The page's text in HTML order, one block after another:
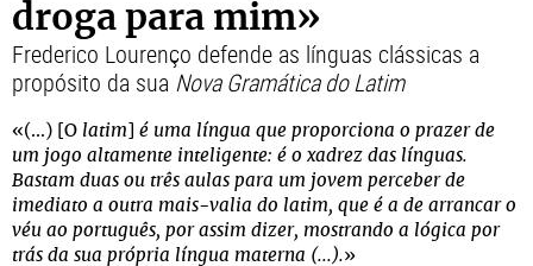
droga para mim»
Frederico Lourenço defende as línguas clássicas a
propósito da sua Nova Gramática do Latim
«(...) [O latim
é uma língua que proporciona o prazer de
um jogo altamente inteligente: é o xadrez das línguas.
Bastam duas ou três aulas para um jovem perceber de
imediato a outra mais-valia do latim, que é a de arrancar o
véu ao português, por assim dizer, mostrando a lógica por
trás da sua própria língua materna (...).»